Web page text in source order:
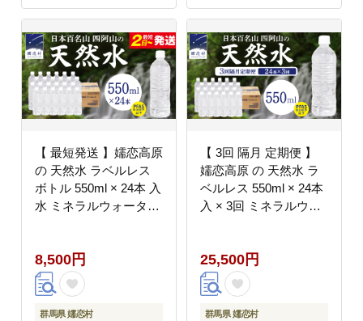
用品 [BA035tu]
用品 [BA037tu]
【 最短発送 】嬬恋高原
の 天然水 ラベルレス
ボトル 550ml × 24本 入
水 ミネラルウォーター
ーリングストック 備蓄
用 ペットボトル 防災
工場直送 箱買い まとめ
買い 国産 防災 嬬恋銘
8,500円
群馬県 嬬恋村
【 3回 隔月 定期便 】
嬬恋高原 の 天然水 ラ
ベルレス 550ml × 24本
入 × 3回 ミネラルウォ
蓄 ローリングストック
備蓄用 ペットボトル 防
災 工場直送 箱買い ま
とめ買い 国産 防災 嬬
25,500円
群馬県 嬬恋村